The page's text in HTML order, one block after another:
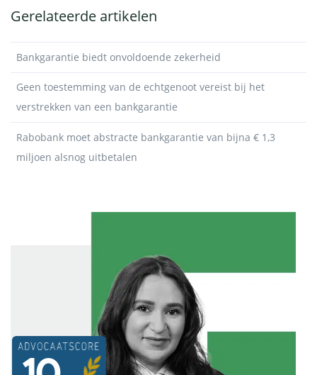
Gerelateerde artikelen
Bankgarantie biedt onvoldoende zekerheid
Geen toestemming van de echtgenoot vereist bij het
verstrekken van een bankgarantie
Rabobank moet abstracte bankgarantie van bijna € 1,3
miljoen alsnog uitbetalen